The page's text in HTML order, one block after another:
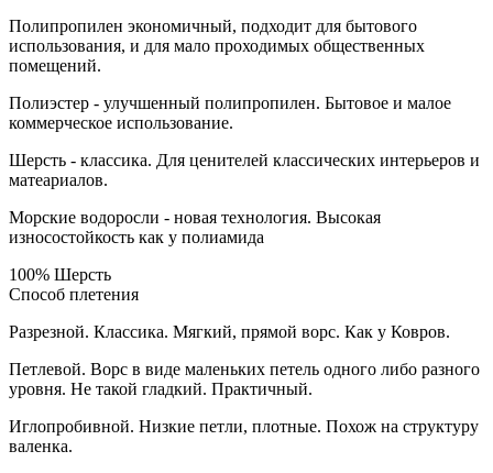
Полипропилен экономичный, подходит для бытового
использования, и для мало проходимых общественных
помещений.
Полиэстер - улучшенный полипропилен. Бытовое и малое
коммерческое использование.
Шерсть - классика. Для ценителей классических интерьеров и
матеариалов.
Морские водоросли - новая технология. Высокая
износостойкость как у полиамида
100% Шерсть
Способ плетения
Разрезной. Классика. Мягкий, прямой ворс. Как у Ковров.
Петлевой. Ворс в виде маленьких петель одного либо разного
уровня. Не такой гладкий. Практичный.
Иглопробивной. Низкие петли, плотные. Похож на структуру
валенка.